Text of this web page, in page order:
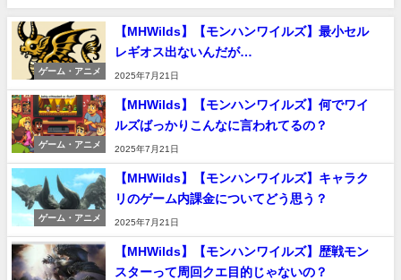
ゲーム・アニメ
【MHWilds】【モンハンワイルズ】最小セル
レギオス出ないんだが…
2025年7月21日
ゲーム・アニメ
【MHWilds】【モンハンワイルズ】何でワイ
ルズばっかりこんなに言われてるの？
2025年7月21日
ゲーム・アニメ
【MHWilds】【モンハンワイルズ】キャラク
リのゲーム内課金についてどう思う？
2025年7月21日
【MHWilds】【モンハンワイルズ】歴戦モン
スターって周回クエ目的じゃないの？